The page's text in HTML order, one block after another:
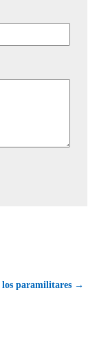
los paramilitares →